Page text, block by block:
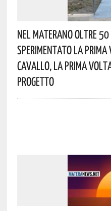
Nel Materano Oltre 50
Sperimentato La
Cavallo, La Prima
Progetto